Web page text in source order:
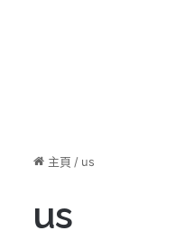
主頁 / us
us